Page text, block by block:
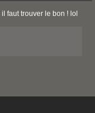
faut trouver le bon ! lol